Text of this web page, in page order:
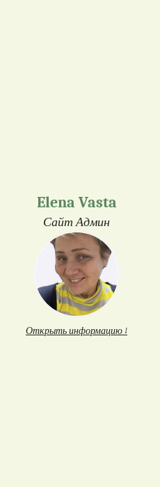
Elena Vasta
Сайт Админ
Открыть информацию ↓